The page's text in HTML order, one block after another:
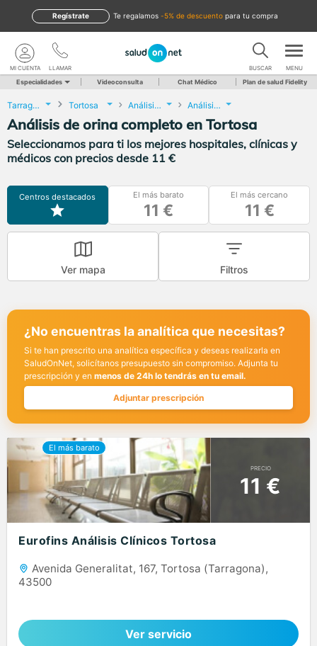
te regalamos -5% de descuento para tu compra
Regístrate
LLAMAR
MI CUENTA BUSCAR MENU
Especialidades Videoconsulta Chat Médico Plan de salud Fidelity
Tarragona Tortosa Análisis Clínicos Análisis de orina completo
Análisis de orina completo en Tortosa
Seleccionamos para ti los mejores hospitales, clínicas y
médicos con precios desde 11 €
Centros destacados El más barato
11 €
El más cercano
11 €
Ver mapa Filtros
¿No encuentras la analítica que necesitas?
Si te han prescrito una analítica específica y deseas realizarla en
SaludOnNet, solicítanos presupuesto sin compromiso. Adjunta tu
prescripción y en menos de 24h lo tendrás en tu email.
Adjuntar prescripción
PRECIO
11 €
Eurofins Análisis Clínicos Tortosa
Avenida Generalitat, 167, Tortosa (Tarragona),
43500
Ver servicio